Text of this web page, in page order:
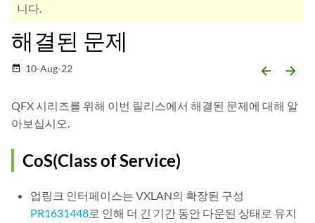
니다.
해결된 문제
date_range 10-Aug-22 arrow_backward arrow_forward
QFX 시리즈를 위해 이번 릴리스에서 해결된 문제에 대해 알
아보십시오.
CoS(Class of Service)
업링크 인터페이스는 VXLAN의 확장된 구성
PR1631448로 인해 더 긴 기간 동안 다운된 상태로 유지